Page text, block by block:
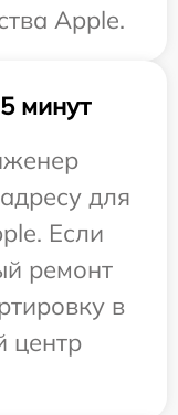
Apple.
минут
для
Если
ремонт
в
центр